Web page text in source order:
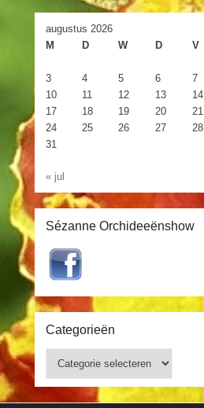
augustus 2026
M
D W D V
3
4 5 6 7
10
11 12 13 14
17
18 19 20 21
24
25 26 27 28
31
« jul
Sézanne Orchideeënshow
Categorieën